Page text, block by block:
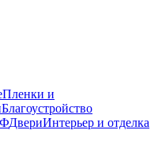
Пленки и
Благоустройство
ДвериИнтерьер и отделка